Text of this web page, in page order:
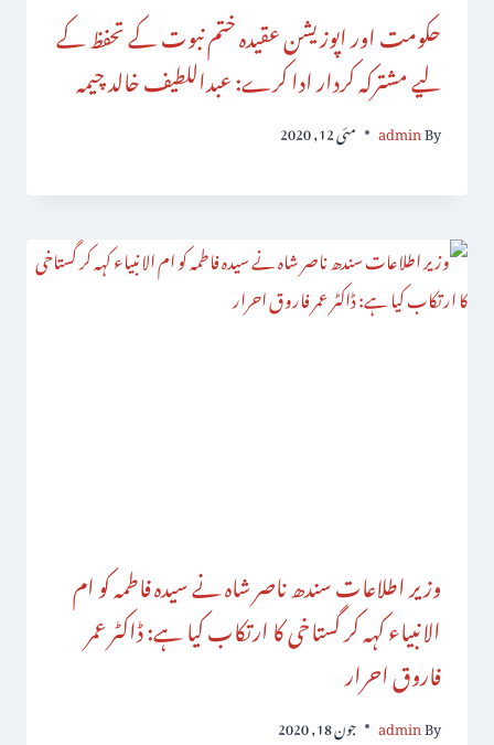
حکومت اور اپوزیشن عقیدہ ختم نبوت کے تحفظ کے
لیے مشترکہ کردار ادا کرے: عبداللطیف خالد چیمہ
By
admin مئی 12, 2020
وزیر اطلاعات سندھ ناصر شاہ نے سیدہ فاطمہ کو ام
الانبیاء کہہ کر گستاخی کا ارتکاب کیا ہے: ڈاکٹر عمر
فاروق احرار
By
admin جون 18, 2020